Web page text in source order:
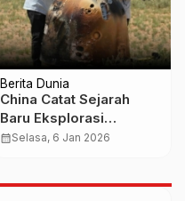
Berita Dunia
China Catat Sejarah
Baru Eksplorasi
Antariksa, Bawa Pulang
calendar_monthSelasa, 6 Jan 2026